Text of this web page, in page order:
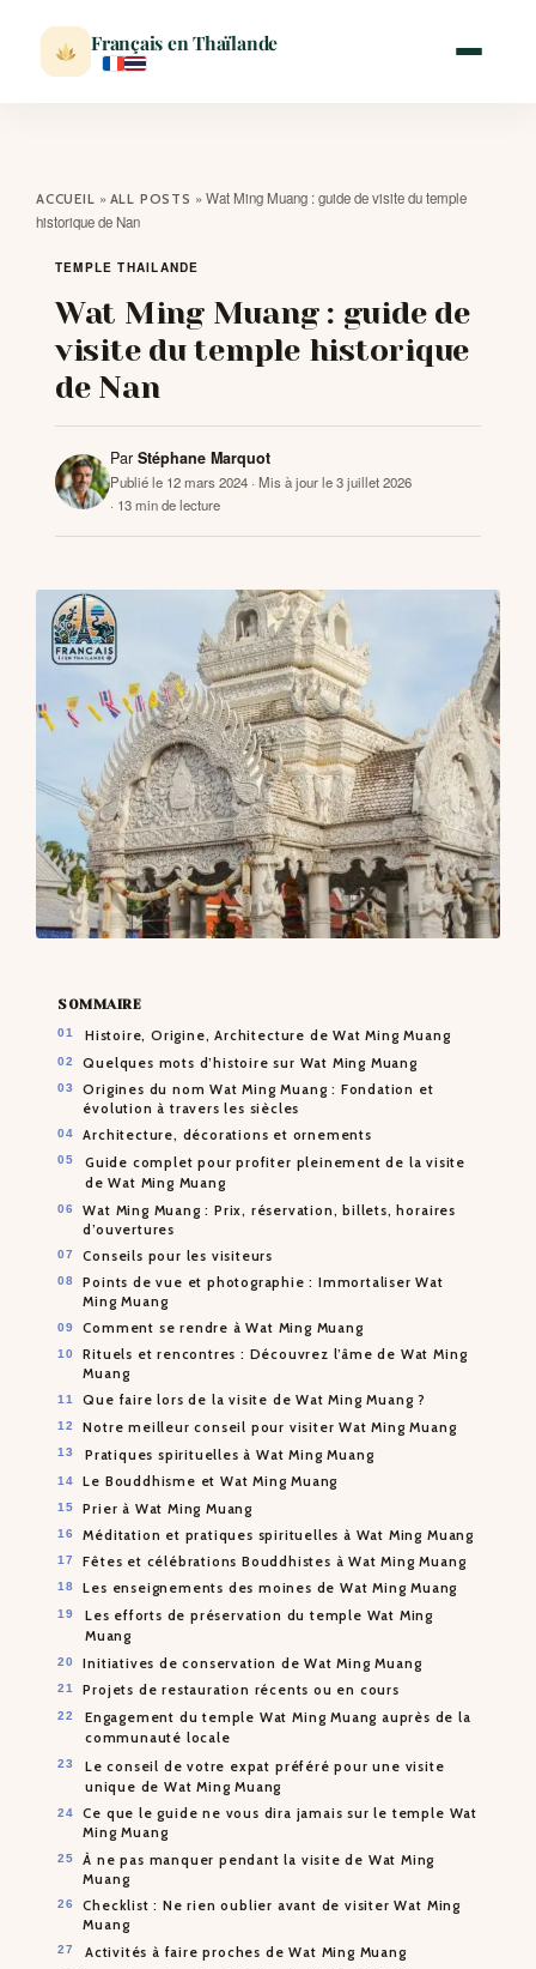
Français en Thaïlande
VISITER
MÉTÉO
EXPATRIATION
BLOG
CONTACTS
ACCUEIL » ALL POSTS » Wat Ming Muang : guide de visite du temple
historique de Nan
TEMPLE THAILANDE
Wat Ming Muang : guide de
visite du temple historique
de Nan
Par Stéphane Marquot
Publié le 12 mars 2024 · Mis à jour le 3 juillet 2026
· 13 min de lecture
SOMMAIRE
Histoire, Origine, Architecture de Wat Ming Muang
Quelques mots d’histoire sur Wat Ming Muang
Origines du nom Wat Ming Muang : Fondation et
évolution à travers les siècles
Architecture, décorations et ornements
Guide complet pour profiter pleinement de la visite
de Wat Ming Muang
Wat Ming Muang : Prix, réservation, billets, horaires
d’ouvertures
Conseils pour les visiteurs
Points de vue et photographie : Immortaliser Wat
Ming Muang
Comment se rendre à Wat Ming Muang
Rituels et rencontres : Découvrez l’âme de Wat Ming
Muang
Que faire lors de la visite de Wat Ming Muang ?
Notre meilleur conseil pour visiter Wat Ming Muang
Pratiques spirituelles à Wat Ming Muang
Le Bouddhisme et Wat Ming Muang
Prier à Wat Ming Muang
Méditation et pratiques spirituelles à Wat Ming Muang
Fêtes et célébrations Bouddhistes à Wat Ming Muang
Les enseignements des moines de Wat Ming Muang
Les efforts de préservation du temple Wat Ming
Muang
Initiatives de conservation de Wat Ming Muang
Projets de restauration récents ou en cours
Engagement du temple Wat Ming Muang auprès de la
communauté locale
Le conseil de votre expat préféré pour une visite
unique de Wat Ming Muang
Ce que le guide ne vous dira jamais sur le temple Wat
Ming Muang
À ne pas manquer pendant la visite de Wat Ming
Muang
Checklist : Ne rien oublier avant de visiter Wat Ming
Muang
Activités à faire proches de Wat Ming Muang